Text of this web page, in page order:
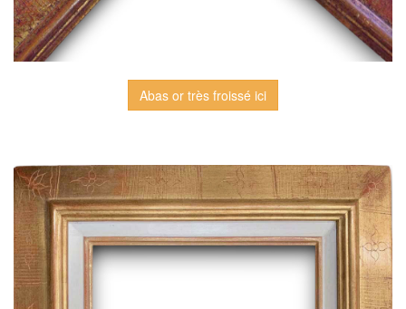
Abas or très froissé ici